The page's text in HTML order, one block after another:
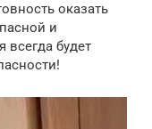
оказать
и
всегда будет